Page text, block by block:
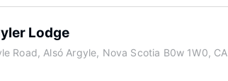
Lodge
Road, Alsó Argyle, Nova Scotia B0w 1W0, CA